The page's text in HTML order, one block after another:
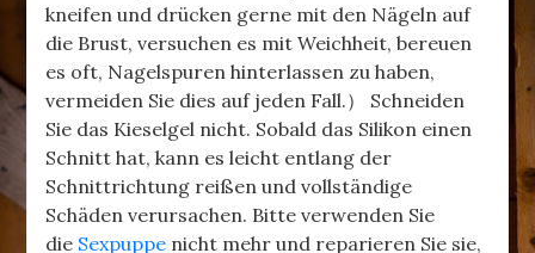
kneifen und drücken gerne mit den Nägeln auf
die Brust, versuchen es mit Weichheit, bereuen
es oft, Nagelspuren hinterlassen zu haben,
vermeiden Sie dies auf jeden Fall.） Schneiden
Sie das Kieselgel nicht. Sobald das Silikon einen
Schnitt hat, kann es leicht entlang der
Schnittrichtung reißen und vollständige
Schäden verursachen. Bitte verwenden Sie
die Sexpuppe nicht mehr und reparieren Sie sie,